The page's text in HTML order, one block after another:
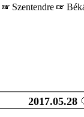
Szentendre
2017.05.28